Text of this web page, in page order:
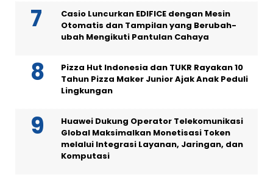
Casio Luncurkan EDIFICE dengan Mesin
Otomatis dan Tampilan yang Berubah-
ubah Mengikuti Pantulan Cahaya
Pizza Hut Indonesia dan TUKR Rayakan 10
Tahun Pizza Maker Junior Ajak Anak Peduli
Lingkungan
Huawei Dukung Operator Telekomunikasi
Global Maksimalkan Monetisasi Token
melalui Integrasi Layanan, Jaringan, dan
Komputasi